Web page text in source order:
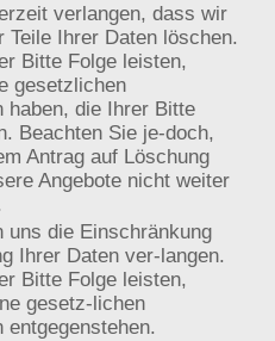
verlangen, dass wir
Teile Ihrer Daten löschen.
Bitte Folge leisten,
gesetzlichen
haben, die Ihrer Bitte
Beachten Sie je-doch,
Antrag auf Löschung
Angebote nicht weiter
uns die Einschränkung
Ihrer Daten ver-langen.
Bitte Folge leisten,
gesetz-lichen
entgegenstehen.